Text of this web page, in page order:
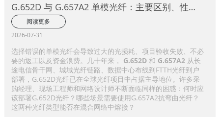
G.652D 与 G.657A2 单模光纤：主要区别、性能
比较及应用选择指南
阅读更多
2026-07-31
选择错误的单模光纤会导致过大的光损耗、项目验收失败、不必
要的返工以及资金浪费。几十年来， G.652D和 G.657A2从长
途电信骨干网、城域光纤链路、数据中心布线到FTTH光纤到户
部署，G.652D光纤已在全球光纤项目中占据主导地位。许多采
购经理、现场工程师和网络设计师不断面临同样的困惑：何时应
该部署G.652D光纤？哪些场景需要使用G.657A2抗弯曲光纤？
这两种光纤类型能否在混合网络中熔接？